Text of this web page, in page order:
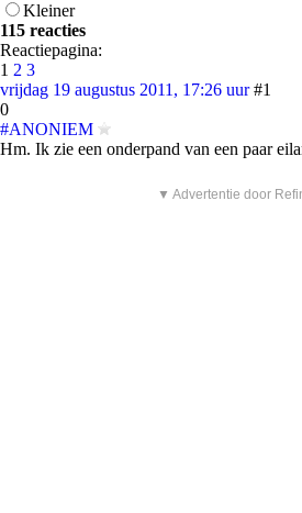
Kleiner
115 reacties
Reactiepagina:
1 2 3
vrijdag 19 augustus 2011, 17:26 uur #1
0
#ANONIEM
Hm. Ik zie een onderpand van een paar
▼ Advertentie door